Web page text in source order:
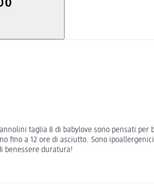
taglia 8 di babylove sono pensati
fino a 12 ore di asciutto. Sono
benessere duratura!